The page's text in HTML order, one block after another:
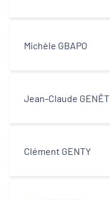
Michèle GBAPO
Jean-Claude GENÊT
Clément GENTY